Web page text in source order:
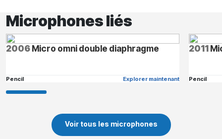
Microphones liés
2006Micro omni double diaphragme
Pencil Explorer maintenant
2011
Pencil
Voir tous les microphones